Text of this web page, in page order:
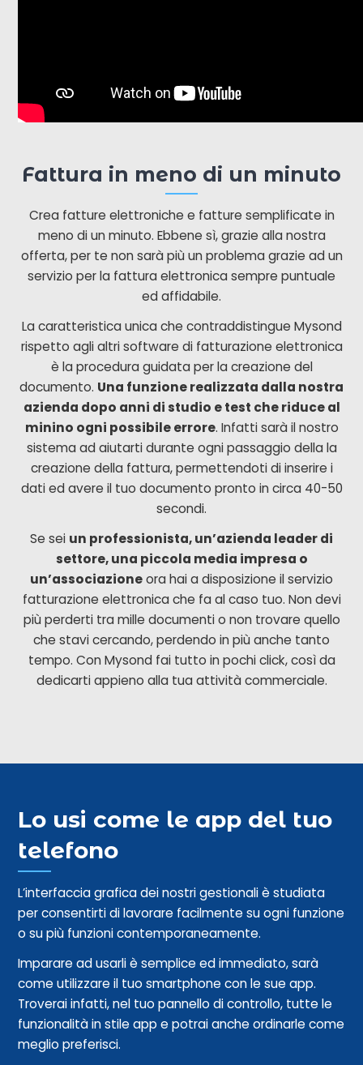
Fattura in meno di un minuto
Crea fatture elettroniche e fatture semplificate in
meno di un minuto. Ebbene sì, grazie alla nostra
offerta, per te non sarà più un problema grazie ad un
servizio per la fattura elettronica sempre puntuale
ed affidabile.
La caratteristica unica che contraddistingue Mysond
rispetto agli altri software di fatturazione elettronica
è la procedura guidata per la creazione del
documento. Una funzione realizzata dalla nostra
azienda dopo anni di studio e test che riduce al
minino ogni possibile errore. Infatti sarà il nostro
sistema ad aiutarti durante ogni passaggio della la
creazione della fattura, permettendoti di inserire i
dati ed avere il tuo documento pronto in circa 40-50
secondi.
Se sei un professionista, un’azienda leader di
settore, una piccola media impresa o
un’associazioneora hai a disposizione il servizio
fatturazione elettronica che fa al caso tuo. Non devi
più perderti tra mille documenti o non trovare quello
che stavi cercando, perdendo in più anche tanto
tempo. Con Mysond fai tutto in pochi click, così da
dedicarti appieno alla tua attività commerciale.
Lo usi come le app del tuo
telefono
L’interfaccia grafica dei nostri gestionali è studiata
per consentirti di lavorare facilmente su ogni funzione
o su più funzioni contemporaneamente.
Imparare ad usarli è semplice ed immediato, sarà
come utilizzare il tuo smartphone con le sue app.
Troverai infatti, nel tuo pannello di controllo, tutte le
funzionalità in stile app e potrai anche ordinarle come
meglio preferisci.